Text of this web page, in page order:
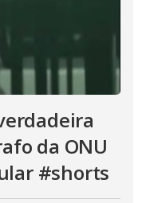
da ONU
#shorts